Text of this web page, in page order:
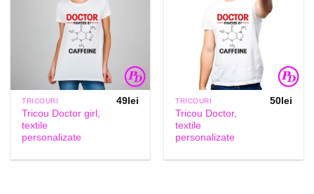
TRICOURI
Tricou Doctor girl,
textile
personalizate
49lei TRICOURI
Tricou Doctor,
textile
personalizate
50lei